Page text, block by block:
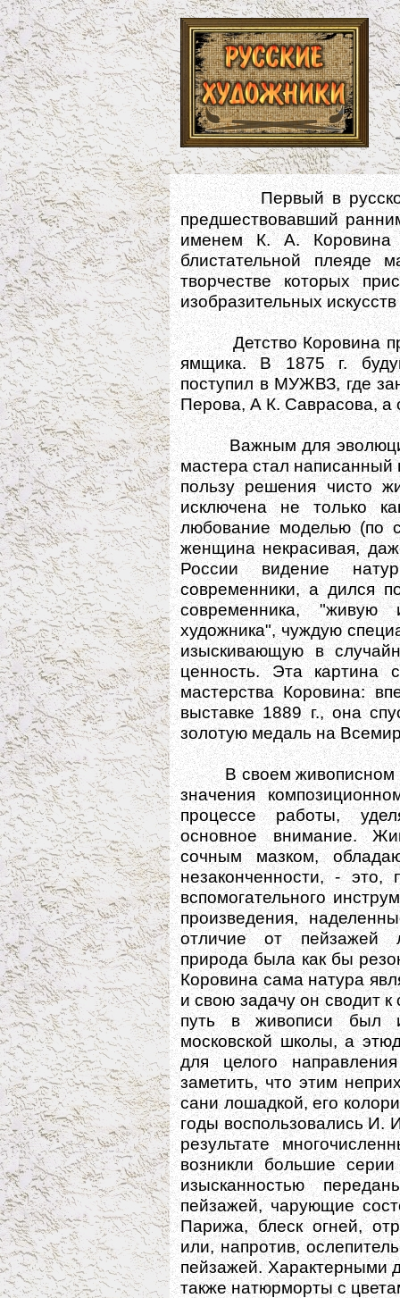
Первый в
предшествовавший
именем К. А. Коровина
блистательной
творчестве которых
изобразительных
Детство Коровина
ямщика. В 1875 г.
поступил в МУЖВЗ, где
Перова, А К. Саврасова, а
Важным для эволюции
мастера стал написанный
пользу решения чисто
исключена не только
любование моделью (по
женщина некрасивая,
России видение
современники, а дился
современника, "живую
художника", чуждую
изыскивающую в
ценность. Эта картина
мастерства Коровина:
выставке 1889 г., она
золотую медаль на
В своем живописном
значения
процессе работы,
основное внимание.
сочным мазком,
незаконченности, -
вспомогательного
произведения,
отличие от пейзажей
природа была как бы
Коровина сама натура
и свою задачу он сводит
путь в живописи был
московской школы, а
для целого
заметить, что этим
сани лошадкой, его
годы воспользовались И.
результате
возникли большие
изысканностью
пейзажей, чарующие
Парижа, блеск огней,
или, напротив,
пейзажей. Характерными
также натюрморты с